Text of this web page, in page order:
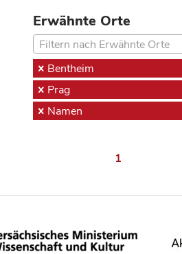
Erwähnte Orte
Filtern nach Erwähnte Orte
Bentheim
Prag
Namen
1